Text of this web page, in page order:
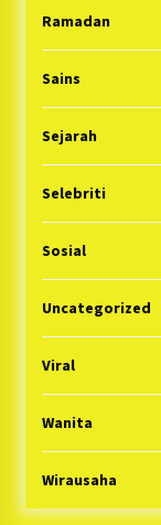
Ramadan
Sains
Sejarah
Selebriti
Sosial
Uncategorized
Viral
Wanita
Wirausaha